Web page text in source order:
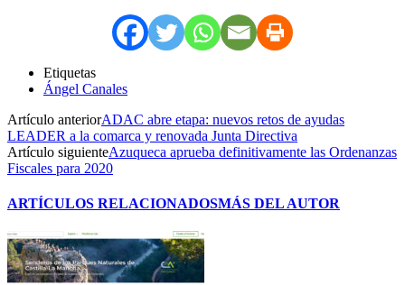
Etiquetas
Ángel Canales
Artículo anteriorADAC abre etapa: nuevos retos de ayudas
LEADER a la comarca y renovada Junta Directiva
Artículo siguienteAzuqueca aprueba definitivamente las Ordenanzas
Fiscales para 2020
ARTÍCULOS RELACIONADOSMÁS DEL AUTOR